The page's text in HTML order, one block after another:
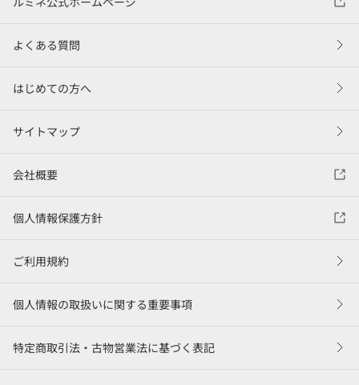
よくある質問
はじめての方へ
サイトマップ
会社概要
個人情報保護方針
ご利用規約
個人情報の取扱いに関する重要事項
特定商取引法・古物営業法に基づく表記